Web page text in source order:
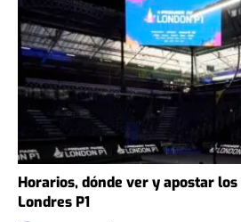
Horarios, dónde ver y apostar
Londres P1